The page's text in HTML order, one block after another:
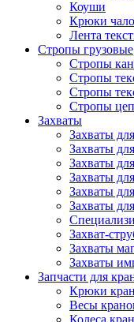
Коуши
Крюки
Лента
Стропы грузовые
Стропы
Стропы
Стропы
Стропы
Захваты
Захваты
Захваты
Захваты
Захваты
Захваты
Захваты
Захват-
Захваты
Захваты
Запчасти для
Крюки
Весы
Колеса